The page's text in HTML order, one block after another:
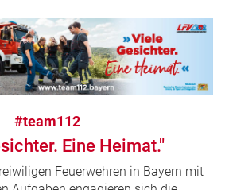
#team112
Eine Heimat."
Feuerwehren in Bayern mit